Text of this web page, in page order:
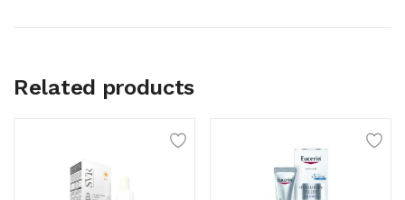
Related products